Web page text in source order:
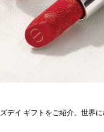
デイ ギフトをご紹介。世界